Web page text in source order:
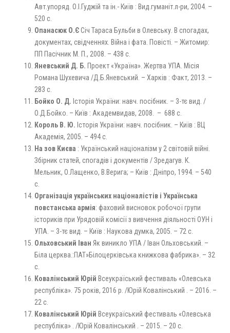
Авт.упоряд. О.І.Гуджій та ін.- Київ : Вид.гуманіт.л-ри, 2004. –
520 с.
Опанасюк О.ЄСіч Тараса Бульби в Олевську. В спогадах,
документах, свідченнях. Війна і фата. Повісті. – Житомир:
ПП Пасічник М. П., 2008. – 438 с.
Яневський Д. Б. Проект «Україна». Жертва УПА. Місія
Романа Шухевича /Д.Б.Яневський. – Харків : Факт, 2013. –
283 с.
Бойко О. Д. Історія України: навч. посібник. – 3-тє вид. /
О.Д.Бойко. – Київ : Академвидав, 2008. – 688 с.
Король В. Ю. Історія України: навч. посібник. – Київ : ВЦ
Академія, 2005. – 494 с.
На зов Києва : Український націоналізм у 2 світовій війні.
Збірник статей, спогадів і документів / Зредагув. К.
Мельник, О.Лащенко, В.Верига; – Київ : Дніпро, 1994. – 540
с.
Організація українських націоналістів і Українська
повстанська армія: фаховий висновок робочої групи
істориків при Урядовій комісії з вивчення діяльності ОУН і
УПА. – 3-тє вид. – Київ : Наукова думка, 2005. – 72 с.
Ольховський Іван Як виникло УПА / Іван Ольховський. –
Біла церква.:ПАТ»Білоцерківська книжкова фабрика». – 32
с.
Ковалінський Юрій Всеукраїський фестиваль «Олевська
республіка». 75 років, 2016 р. /Юрій Ковалінський . – 2016. –
22 с.
Ковалінський Юрій Всеукраїський фестиваль «Олевська
республіка» . /Юрій Ковалінський . – 2015. – 20 с.